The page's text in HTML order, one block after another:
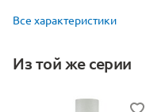
Все характеристики
Из той же серии